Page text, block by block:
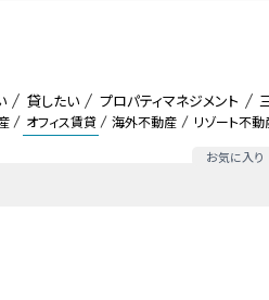
オフィス賃貸 海外不動産 リゾート不動
お気に入り
貸したい プロパティマネジメント